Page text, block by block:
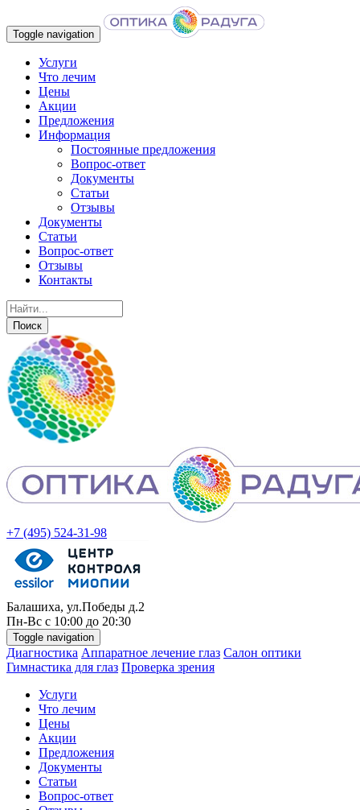
Toggle navigation
Услуги
Что лечим
Цены
Акции
Предложения
Информация
Постоянные предложения
Вопрос-ответ
Документы
Статьи
Отзывы
Документы
Статьи
Вопрос-ответ
Отзывы
Контакты
+7 (495) 524-31-98
Балашиха, ул.Победы д.2
Пн-Вс с 10:00 до 20:30
Toggle navigation
Диагностика Аппаратное лечение глаз Салон оптики
Гимнастика для глаз Проверка зрения
Услуги
Что лечим
Цены
Акции
Предложения
Документы
Статьи
Вопрос-ответ